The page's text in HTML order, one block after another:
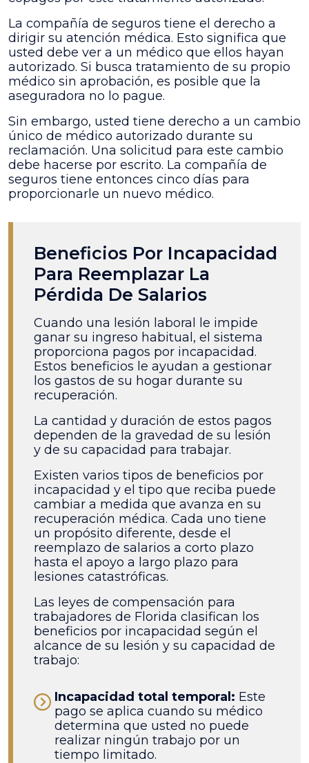
La compañía de seguros tiene el derecho a
dirigir su atención médica. Esto significa que
usted debe ver a un médico que ellos hayan
autorizado. Si busca tratamiento de su propio
médico sin aprobación, es posible que la
aseguradora no lo pague.
Sin embargo, usted tiene derecho a un cambio
único de médico autorizado durante su
reclamación. Una solicitud para este cambio
debe hacerse por escrito. La compañía de
seguros tiene entonces cinco días para
proporcionarle un nuevo médico.
Beneficios Por Incapacidad
Para Reemplazar La
Pérdida De Salarios
Cuando una lesión laboral le impide
ganar su ingreso habitual, el sistema
proporciona pagos por incapacidad.
Estos beneficios le ayudan a gestionar
los gastos de su hogar durante su
recuperación.
La cantidad y duración de estos pagos
dependen de la gravedad de su lesión
y de su capacidad para trabajar.
Existen varios tipos de beneficios por
incapacidad y el tipo que reciba puede
cambiar a medida que avanza en su
recuperación médica. Cada uno tiene
un propósito diferente, desde el
reemplazo de salarios a corto plazo
hasta el apoyo a largo plazo para
lesiones catastróficas.
Las leyes de compensación para
trabajadores de Florida clasifican los
beneficios por incapacidad según el
alcance de su lesión y su capacidad de
trabajo:
Incapacidad total temporal: Este
pago se aplica cuando su médico
determina que usted no puede
realizar ningún trabajo por un
tiempo limitado.